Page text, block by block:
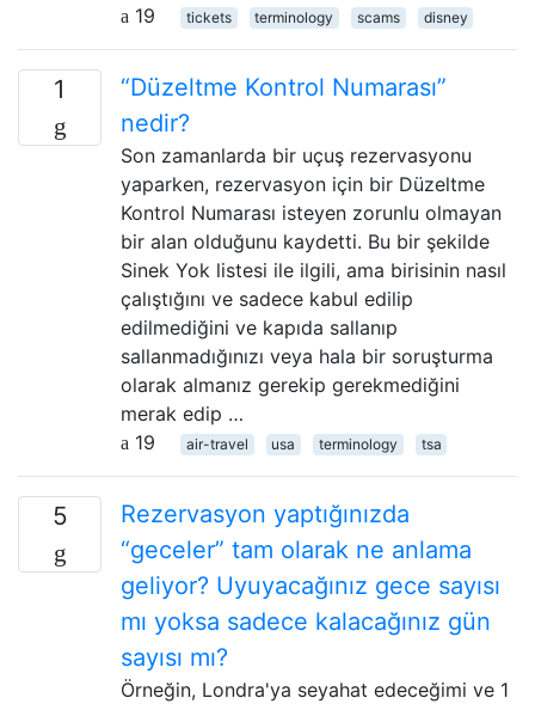
19
tickets terminology scams disney
1
“Düzeltme Kontrol Numarası”
nedir?
Son zamanlarda bir uçuş rezervasyonu
yaparken, rezervasyon için bir Düzeltme
Kontrol Numarası isteyen zorunlu olmayan
bir alan olduğunu kaydetti. Bu bir şekilde
Sinek Yok listesi ile ilgili, ama birisinin nasıl
çalıştığını ve sadece kabul edilip
edilmediğini ve kapıda sallanıp
sallanmadığınızı veya hala bir soruşturma
olarak almanız gerekip gerekmediğini
merak edip …
19
air-travel usa terminology tsa
5
Rezervasyon yaptığınızda
“geceler” tam olarak ne anlama
geliyor? Uyuyacağınız gece sayısı
mı yoksa sadece kalacağınız gün
sayısı mı?
Örneğin, Londra'ya seyahat edeceğimi ve 1